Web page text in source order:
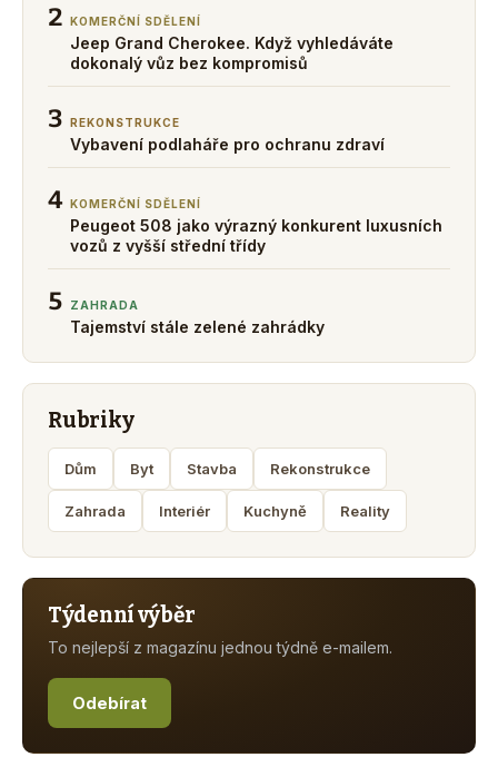
2 KOMERČNÍ SDĚLENÍ
Jeep Grand Cherokee. Když vyhledáváte
dokonalý vůz bez kompromisů
3 REKONSTRUKCE
Vybavení podlaháře pro ochranu zdraví
4 KOMERČNÍ SDĚLENÍ
Peugeot 508 jako výrazný konkurent luxusních
vozů z vyšší střední třídy
5 ZAHRADA
Tajemství stále zelené zahrádky
Rubriky
Dům Byt Stavba Rekonstrukce
Zahrada Interiér Kuchyně Reality
Týdenní výběr
To nejlepší z magazínu jednou týdně e-mailem.
Odebírat